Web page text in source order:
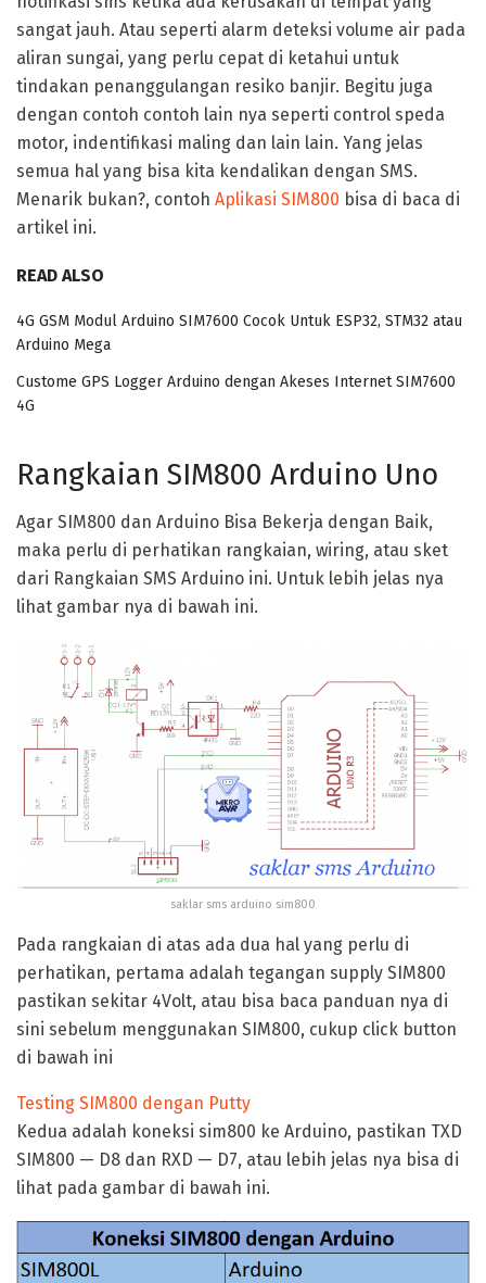
sangat jauh. Atau seperti alarm deteksi volume air pada
aliran sungai, yang perlu cepat di ketahui untuk
tindakan penanggulangan resiko banjir. Begitu juga
dengan contoh contoh lain nya seperti control speda
motor, indentifikasi maling dan lain lain. Yang jelas
semua hal yang bisa kita kendalikan dengan SMS.
Menarik bukan?, contoh Aplikasi SIM800 bisa di baca di
artikel ini.
READ ALSO
4G GSM Modul Arduino SIM7600 Cocok Untuk ESP32, STM32 atau
Arduino Mega
Custome GPS Logger Arduino dengan Akeses Internet SIM7600
4G
Rangkaian SIM800 Arduino Uno
Agar SIM800 dan Arduino Bisa Bekerja dengan Baik,
maka perlu di perhatikan rangkaian, wiring, atau sket
dari Rangkaian SMS Arduino ini. Untuk lebih jelas nya
lihat gambar nya di bawah ini.
saklar sms arduino sim800
Pada rangkaian di atas ada dua hal yang perlu di
perhatikan, pertama adalah tegangan supply SIM800
pastikan sekitar 4Volt, atau bisa baca panduan nya di
sini sebelum menggunakan SIM800, cukup click button
di bawah ini
Testing SIM800 dengan Putty
Kedua adalah koneksi sim800 ke Arduino, pastikan TXD
SIM800 — D8 dan RXD — D7, atau lebih jelas nya bisa di
lihat pada gambar di bawah ini.